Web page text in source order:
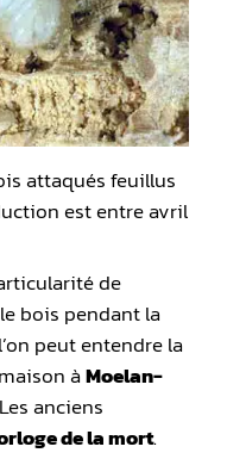
attaqués feuillus
est entre avril
de
bois pendant la
peut entendre la
àMoelan-
anciens
de la mort.